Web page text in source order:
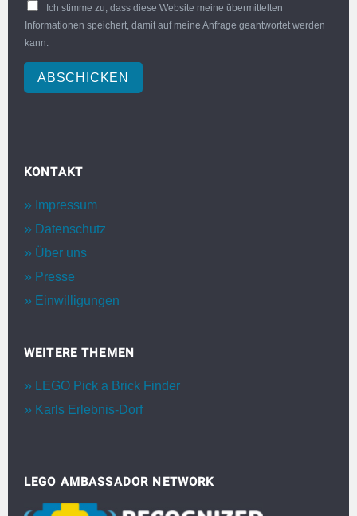
Ich stimme zu, dass diese Website meine übermittelten
Informationen speichert, damit auf meine Anfrage geantwortet werden
kann.
ABSCHICKEN
KONTAKT
Impressum
Datenschutz
Über uns
Presse
Einwilligungen
WEITERE THEMEN
LEGO Pick a Brick Finder
Karls Erlebnis-Dorf
LEGO AMBASSADOR NETWORK